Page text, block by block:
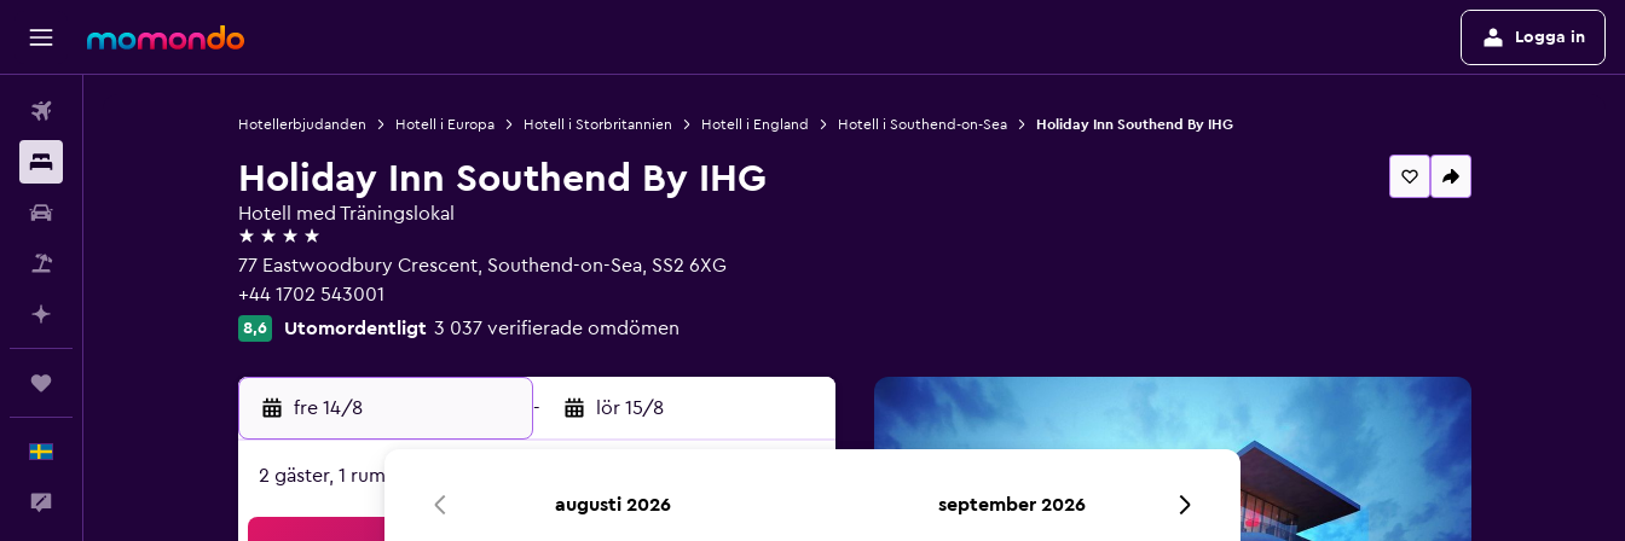
Logga in
Hotellerbjudanden Hotell i Europa Hotell i Storbritannien Hotell i England Hotell i Southend-on-Sea Holiday Inn Southend By IHG
Holiday Inn Southend By IHG
Hotell med Träningslokal
4 stjärnor
77 Eastwoodbury Crescent, Southend-on-Sea, SS2 6XG
+44 1702 543001
8,6 Utomordentligt 3 037 verifierade omdömen
fre 14/8 - lör 15/8
2 gäster, 1 rum
augusti 2026 september 2026